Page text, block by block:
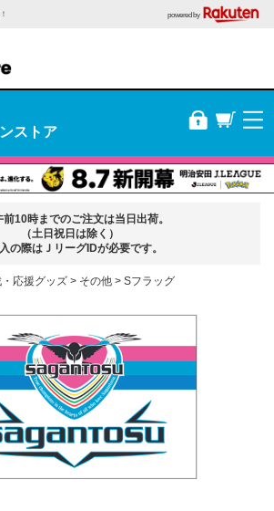
powered by
ストア
前10時までのご注文は当日出荷。
（土日祝日は除く）
の際はＪリーグIDが必要です。
応援グッズ その他 Sフラッグ